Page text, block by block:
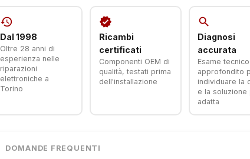
history
Dal 1998
Oltre 28 anni di
esperienza nelle
riparazioni
elettroniche a
Torino
verified
Ricambi
certificati
Componenti OEM di
qualità, testati prima
dell'installazione
search
Diagnosi
accurata
Esame tecnico
approfondito
individuare la
e la soluzione
adatta
DOMANDE FREQUENTI